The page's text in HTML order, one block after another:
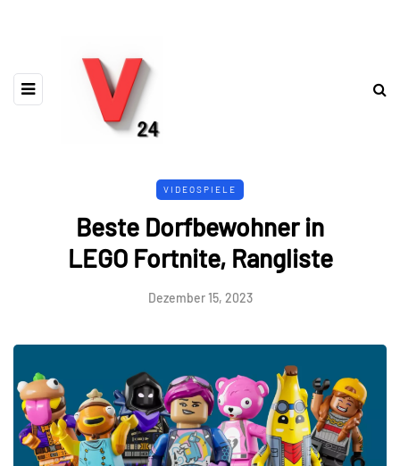
VIDEOSPIELE
Beste Dorfbewohner in
LEGO Fortnite, Rangliste
Dezember 15, 2023